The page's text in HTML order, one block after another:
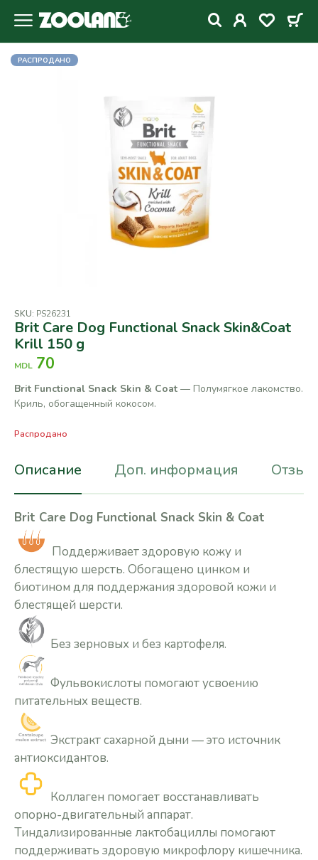
РАСПРОДАНО
SKU: PS26231
Brit Care Dog Functional Snack Skin&Coat
Krill 150 g
MDL 70
Brit Functional Snack Skin & Coat — Полумягкое лакомство.
Криль, обогащенный кокосом.
Распродано
Описание Доп. информация
Brit Care Dog Functional Snack Skin & Coat
Поддерживает здоровую кожу и
блестящую шерсть. Обогащено цинком и
биотином для поддержания здоровой кожи и
блестящей шерсти.
Без зерновых и без картофеля.
Фульвокислоты помогают усвоению
питательных веществ.
Экстракт сахарной дыни — это источник
антиоксидантов.
Коллаген помогает восстанавливать
опорно-двигательный аппарат.
Тиндализированные лактобациллы помогают
поддерживать здоровую микрофлору кишечника.